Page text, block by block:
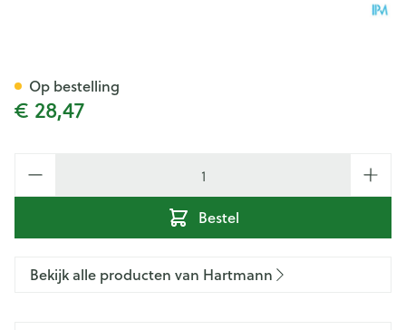
€ 28,47
Bestel
Op bestelling
Bekijk alle producten van Hartmann